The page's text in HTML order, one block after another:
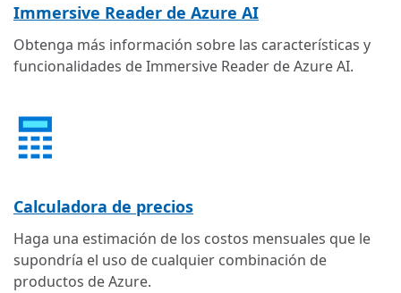
Immersive Reader de Azure AI
Obtenga más información sobre las características y
funcionalidades de Immersive Reader de Azure AI.
Calculadora de precios
Haga una estimación de los costos mensuales que le
supondría el uso de cualquier combinación de
productos de Azure.